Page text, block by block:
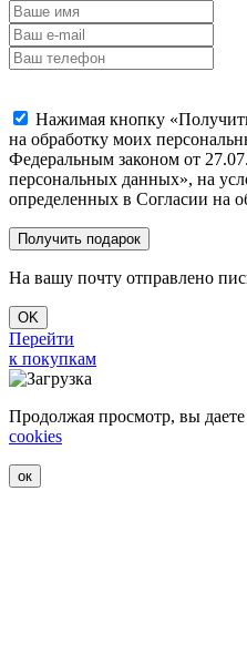
Нажимая кнопку
на обработку моих
Федеральным законом от
персональных данных», на
определенных в Согласии на
На вашу почту отправлено
OK
Перейти
к покупкам
Продолжая просмотр, вы
cookies
ок